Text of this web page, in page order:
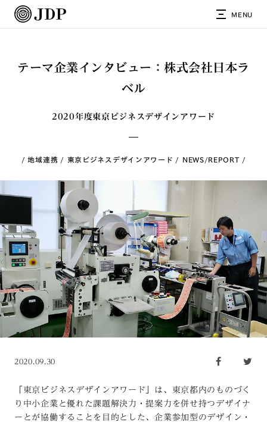
MENU
テーマ企業インタビュー：株式会社日本ラ
ベル
2020年度東京ビジネスデザインアワード
地域連携 東京ビジネスデザインアワード NEWS/REPORT
2020.09.30
「東京ビジネスデザインアワード」は、東京都内のものづく
り中小企業と優れた課題解決力・提案力を併せ持つデザイナ
ーとが協働することを目的とした、企業参加型のデザイン・